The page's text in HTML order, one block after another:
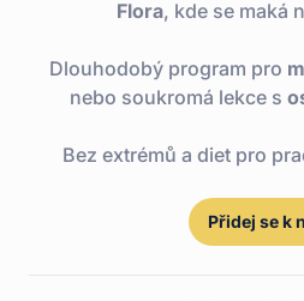
Flora, kde se maká
Dlouhodobý program pro
nebo soukromá lekce s
Bez extrémů a diet pro
Přidej se k